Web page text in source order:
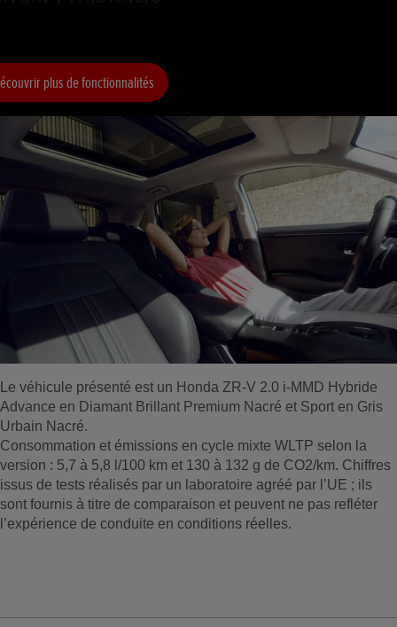
plus de fonctionnalités
Le véhicule présenté est un Honda ZR-V 2.0 i-MMD Hybride
Advance en Diamant Brillant Premium Nacré et Sport en Gris
Urbain Nacré.
Consommation et émissions en cycle mixte WLTP selon la
version : 5,7 à 5,8 l/100 km et 130 à 132 g de CO2/km. Chiffres
issus de tests réalisés par un laboratoire agréé par l’UE ; ils
sont fournis à titre de comparaison et peuvent ne pas refléter
l’expérience de conduite en conditions réelles.